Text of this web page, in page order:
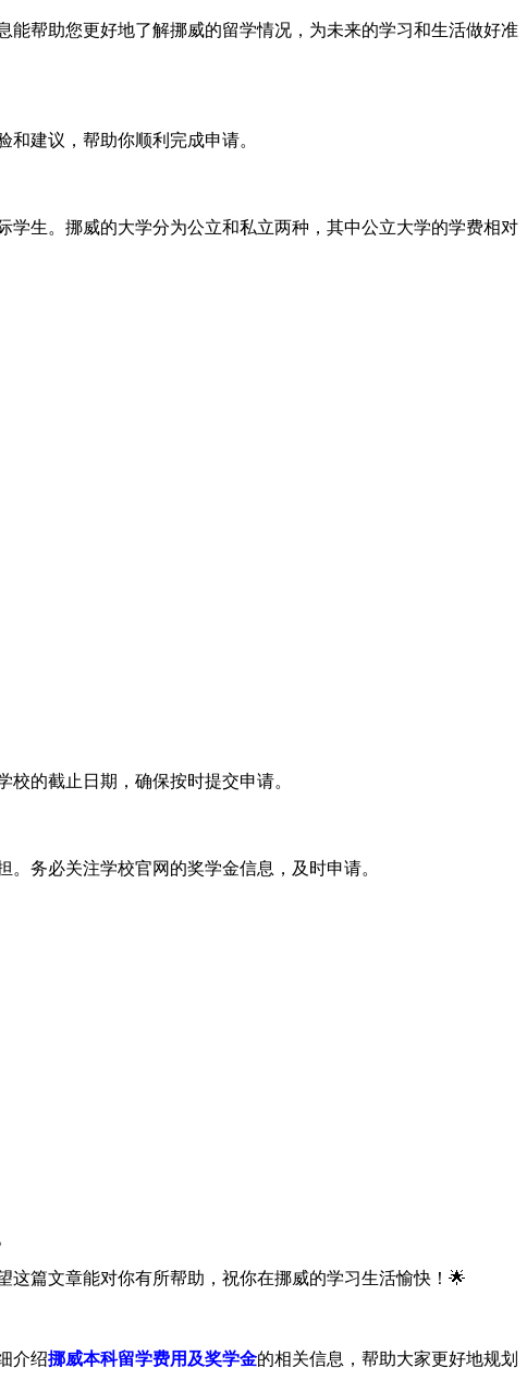
帮助您更好地了解挪威的留学情况，为未来的学习和生活做好准
建议，帮助你顺利完成申请。
生。挪威的大学分为公立和私立两种，其中公立大学的学费相对
的截止日期，确保按时提交申请。
务必关注学校官网的奖学金信息，及时申请。
篇文章能对你有所帮助，祝你在挪威的学习生活愉快！🌟
介绍挪威本科留学费用及奖学金的相关信息，帮助大家更好地规划